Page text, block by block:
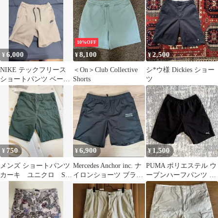
¥6,000
NIKE テックフリース
ショートパンツ ベージ
ュ S
10%OFF
¥8,100
＜On＞Club Collective
Shorts
¥2,500
シ*ウ様 Dickies ショー
ツ
¥ 750
メンズ ショートパンツ
カーキ ユニクロ Sサ
¥6,900
Mercedes Anchor inc. ナ
イロンショーツ ブラッ
ク
¥1,500
PUMA ポリエステル ウ
ーブンハーフパンツ ブ
ラック Sサイズ